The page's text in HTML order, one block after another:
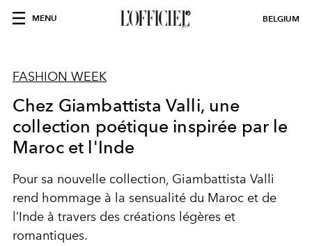
MENU BELGIUM
FASHION WEEK
Chez Giambattista Valli, une
collection poétique inspirée par le
Maroc et l'Inde
Pour sa nouvelle collection, Giambattista Valli
rend hommage à la sensualité du Maroc et de
l’Inde à travers des créations légères et
romantiques.